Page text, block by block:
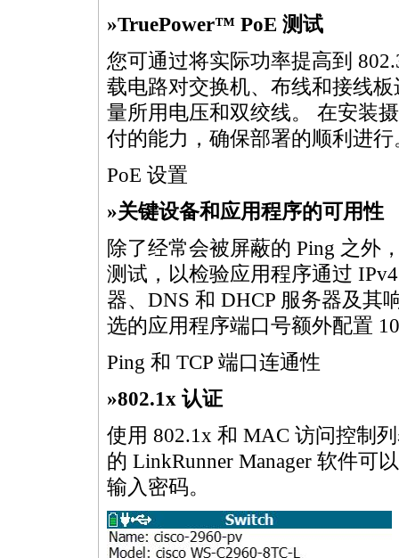
»TruePower™ PoE 测试
您可通过将实际功率提高到
载电路对交换机、布线和接线
量所用电压和双绞线。 在安装
付的能力，确保部署的顺利进
PoE 设置
»关键设备和应用程序的可用性
除了经常会被屏蔽的 Ping 之外
测试，以检验应用程序通过
器、DNS 和 DHCP 服务器及其
选的应用程序端口号额外配置
Ping 和 TCP 端口连通性
»802.1x 认证
使用 802.1x 和 MAC 访问控制
的 LinkRunner Manager 软件可
输入密码。